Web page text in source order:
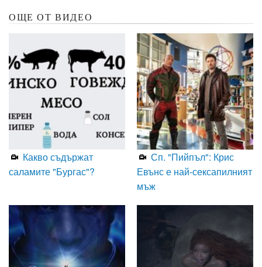
ОЩЕ ОТ ВИДЕО
Какво съдържат
саламите "Бургас"?
Сп. "Пийпъл": Крис
Евънс е най-сексапилният
мъж